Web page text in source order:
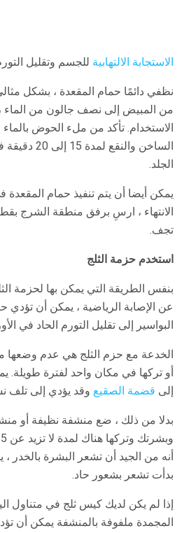
الاستجابة الالتهابية للجسم وتقليل
نظفي دائمًا حمام المقعدة ، بشكل
من المبيض إلى نصف جالون من الماء
الاستخدام. تأكد من ملء الحوض بالماء
الساخن
الجلد.
يمكن أيضا أن يتم تنفيذ حمام
الانتهاء ، ارسِ برفق منطقة الشرج
تجف.
استخدم حزمة الثلج
بنفس الطريقة التي يمكن بها لحزمة
عن الإصابة الرياضية ، يمكن أن تؤدي
البواسير إلى تقليل التورم الحاد في
الخدعة مع حزم الثلج هي عدم وضعها
أو تركها في مكان واحد لفترة طويلة.
إلى قضمة الصقيع وقد يؤدي إلى تلف
بدلا من ذلك ، ضع منشفة نظيفة أو
أنه من الجيد أن تشعر البشرة بالخدر ،
بدأت تشعر بشعور حاد.
إذا لم يكن لديك كيس ثلج في متناول
المجمدة ملفوفة بالمنشفة يمكن أن